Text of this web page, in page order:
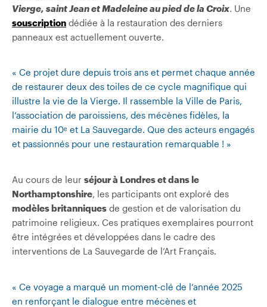
Vierge, saint Jean et Madeleine au pied de la Croix. Une
souscription dédiée à la restauration des derniers
panneaux est actuellement ouverte.
« Ce projet dure depuis trois ans et permet chaque année
de restaurer deux des toiles de ce cycle magnifique qui
illustre la vie de la Vierge. Il rassemble la Ville de Paris,
l’association de paroissiens, des mécènes fidèles, la
mairie du 10ᵉ et La Sauvegarde. Que des acteurs engagés
et passionnés pour une restauration remarquable ! »
Au cours de leur séjour à Londres et dans le
Northamptonshire, les participants ont exploré des
modèles britanniques de gestion et de valorisation du
patrimoine religieux. Ces pratiques exemplaires pourront
être intégrées et développées dans le cadre des
interventions de La Sauvegarde de l’Art Français.
« Ce voyage a marqué un moment-clé de l’année 2025
en renforçant le dialogue entre mécènes et